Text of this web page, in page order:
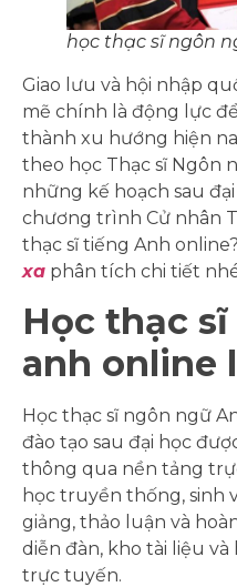
học thạc sĩ ngôn
Giao lưu và hội nhập
mẽ chính là động lực
thành xu hướng hiện
theo học Thạc sĩ Ngôn
những kế hoạch sau
chương trình Cử nhân
thạc sĩ tiếng Anh
xa phân tích chi tiết
Học thạc
anh online
Học thạc sĩ ngôn ngữ
đào tạo sau đại học
thông qua nền tảng
học truyền thống, sinh
giảng, thảo luận và
diễn đàn, kho tài liệu
trực tuyến.